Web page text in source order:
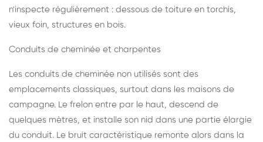
n'inspecte régulièrement : dessous de toiture en torchis,
vieux foin, structures en bois.
Conduits de cheminée et charpentes
Les conduits de cheminée non utilisés sont des
emplacements classiques, surtout dans les maisons de
campagne. Le frelon entre par le haut, descend de
quelques mètres, et installe son nid dans une partie élargie
du conduit. Le bruit caractéristique remonte alors dans la